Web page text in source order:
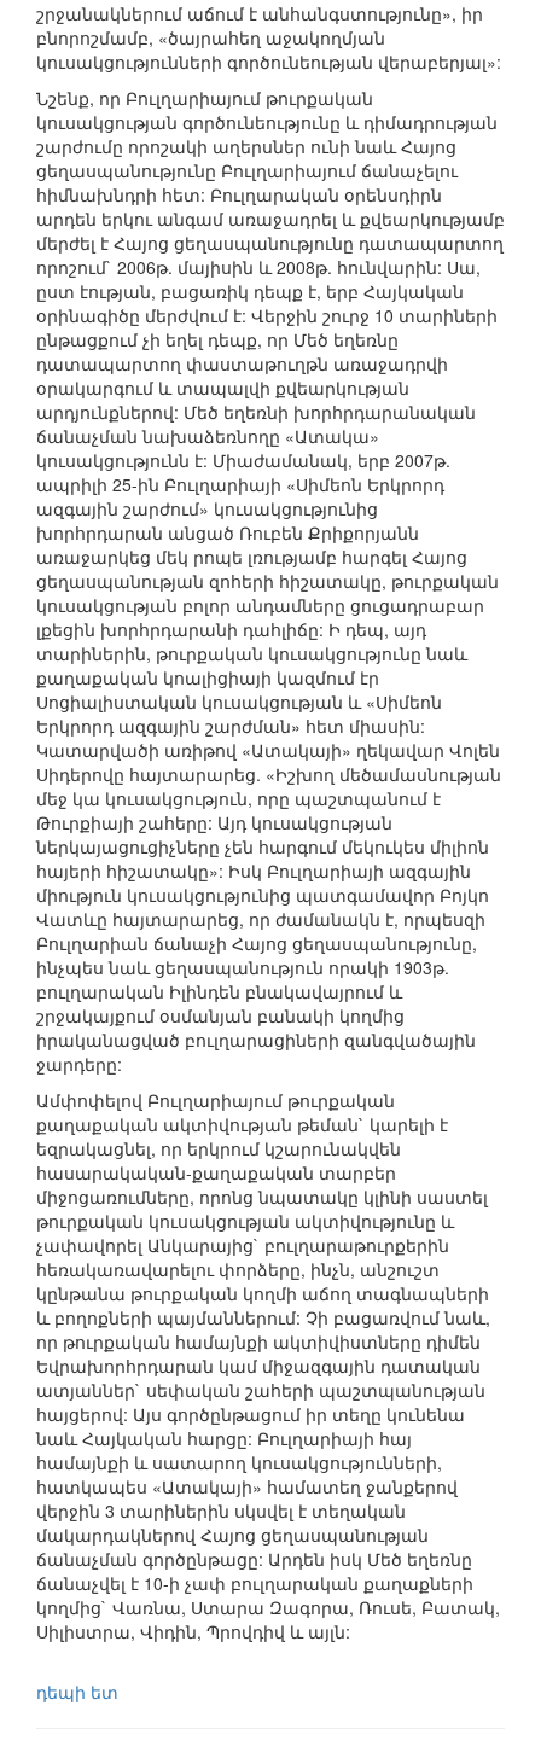
շրջանակներում աճում է անհանգստությունը», իր
բնորոշմամբ, «ծայրահեղ աջակողմյան
կուսակցությունների գործունեության վերաբերյալ»:
Նշենք, որ Բուլղարիայում թուրքական
կուսակցության գործունեությունը և դիմադրության
շարժումը որոշակի աղերսներ ունի նաև Հայոց
ցեղասպանությունը Բուլղարիայում ճանաչելու
հիմնախնդրի հետ: Բուլղարական օրենսդիրն
արդեն երկու անգամ առաջադրել և քվեարկությամբ
մերժել է Հայոց ցեղասպանությունը դատապարտող
որոշում` 2006թ. մայիսին և 2008թ. հունվարին: Սա,
ըստ էության, բացառիկ դեպք է, երբ Հայկական
օրինագիծը մերժվում է: Վերջին շուրջ 10 տարիների
ընթացքում չի եղել դեպք, որ Մեծ եղեռնը
դատապարտող փաստաթուղթն առաջադրվի
օրակարգում և տապալվի քվեարկության
արդյունքներով: Մեծ եղեռնի խորհրդարանական
ճանաչման նախաձեռնողը «Ատակա»
կուսակցությունն է: Միաժամանակ, երբ 2007թ.
ապրիլի 25-ին Բուլղարիայի «Սիմեոն Երկրորդ
ազգային շարժում» կուսակցությունից
խորհրդարան անցած Ռուբեն Քրիքորյանն
առաջարկեց մեկ րոպե լռությամբ հարգել Հայոց
ցեղասպանության զոհերի հիշատակը, թուրքական
կուսակցության բոլոր անդամները ցուցադրաբար
լքեցին խորհրդարանի դահլիճը: Ի դեպ, այդ
տարիներին, թուրքական կուսակցությունը նաև
քաղաքական կոալիցիայի կազմում էր
Սոցիալիստական կուսակցության և «Սիմեոն
Երկրորդ ազգային շարժման» հետ միասին:
Կատարվածի առիթով «Ատակայի» ղեկավար Վոլեն
Սիդերովը հայտարարեց. «Իշխող մեծամասնության
մեջ կա կուսակցություն, որը պաշտպանում է
Թուրքիայի շահերը: Այդ կուսակցության
ներկայացուցիչները չեն հարգում մեկուկես միլիոն
հայերի հիշատակը»: Իսկ Բուլղարիայի ազգային
միություն կուսակցությունից պատգամավոր Բոյկո
Վատևը հայտարարեց, որ ժամանակն է, որպեսզի
Բուլղարիան ճանաչի Հայոց ցեղասպանությունը,
ինչպես նաև ցեղասպանություն որակի 1903թ.
բուլղարական Իլինդեն բնակավայրում և
շրջակայքում օսմանյան բանակի կողմից
իրականացված բուլղարացիների զանգվածային
ջարդերը:
Ամփոփելով Բուլղարիայում թուրքական
քաղաքական ակտիվության թեման` կարելի է
եզրակացնել, որ երկրում կշարունակվեն
հասարակական-քաղաքական տարբեր
միջոցառումները, որոնց նպատակը կլինի սաստել
թուրքական կուսակցության ակտիվությունը և
չափավորել Անկարայից` բուլղարաթուրքերին
հեռակառավարելու փորձերը, ինչն, անշուշտ
կընթանա թուրքական կողմի աճող տագնապների
և բողոքների պայմաններում: Չի բացառվում նաև,
որ թուրքական համայնքի ակտիվիստները դիմեն
Եվրախորհրդարան կամ միջազգային դատական
ատյաններ` սեփական շահերի պաշտպանության
հայցերով: Այս գործընթացում իր տեղը կունենա
նաև Հայկական հարցը: Բուլղարիայի հայ
համայնքի և սատարող կուսակցությունների,
հատկապես «Ատակայի» համատեղ ջանքերով
վերջին 3 տարիներին սկսվել է տեղական
մակարդակներով Հայոց ցեղասպանության
ճանաչման գործընթացը: Արդեն իսկ Մեծ եղեռնը
ճանաչվել է 10-ի չափ բուլղարական քաղաքների
կողմից` Վառնա, Ստարա Զագորա, Ռուսե, Բատակ,
Սիլիստրա, Վիդին, Պրովդիվ և այլն:
դեպի ետ